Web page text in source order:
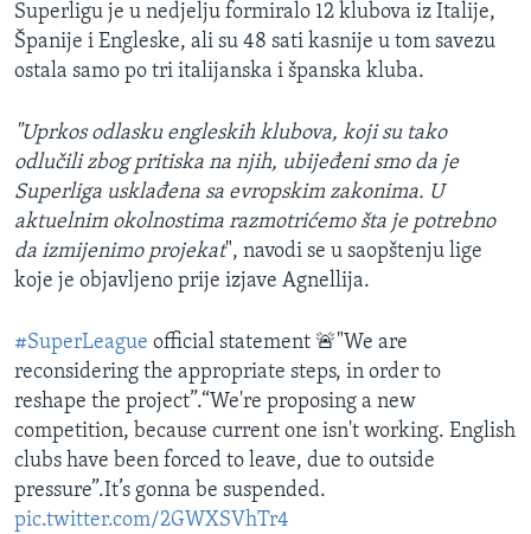
Superligu je u nedjelju formiralo 12 klubova iz Italije,
Španije i Engleske, ali su 48 sati kasnije u tom savezu
ostala samo po tri italijanska i španska kluba.​
"Uprkos odlasku engleskih klubova, koji su tako
odlučili zbog pritiska na njih, ubijeđeni smo da je
Superliga usklađena sa evropskim zakonima. U
aktuelnim okolnostima razmotrićemo šta je potrebno
da izmijenimo projekat", navodi se u saopštenju lige
koje je objavljeno prije izjave Agnellija.
#SuperLeague official statement 🚨"We are
reconsidering the appropriate steps, in order to
reshape the project”.“We're proposing a new
competition, because current one isn't working. English
clubs have been forced to leave, due to outside
pressure”.It’s gonna be suspended.
pic.twitter.com/2GWXSVhTr4